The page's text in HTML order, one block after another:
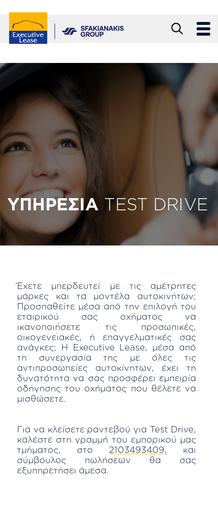
περιεχόμενο
ΥΠΗΡΕΣΙΑ TEST DRIVE
Έχετε μπερδευτεί με τις αμέτρητες
μάρκες και τα μοντέλα αυτοκινήτων;
Προσπαθείτε μέσα από την επιλογή του
εταιρικού σας οχήματος να
ικανοποιήσετε τις προσωπικές,
οικογενειακές, ή επαγγελματικές σας
ανάγκες; Η Executive Lease, μέσα από
τη συνεργασία της με όλες τις
αντιπροσωπείες αυτοκίνητων, έχει τη
δυνατότητα να σας προσφέρει εμπειρία
οδήγησης του οχήματος που θέλετε να
μισθώσετε.
Για να κλείσετε ραντεβού για Test Drive,
καλέστε στη γραμμή του εμπορικού μας
τμήματος, στο 2103493409, και
σύμβουλος πωλήσεων θα σας
εξυπηρετήσει άμεσα.